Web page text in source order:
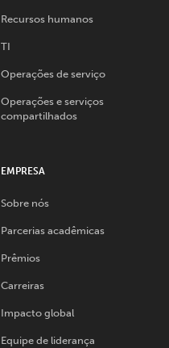
Recursos humanos
TI
Operações de serviço
Operações e serviços
compartilhados
EMPRESA
Sobre nós
Parcerias acadêmicas
Prêmios
Carreiras
Impacto global
Equipe de liderança